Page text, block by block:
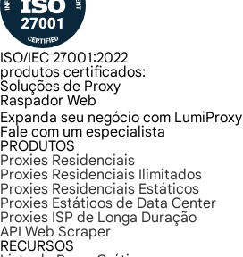
ISO/IEC 27001:2022
produtos certificados:
Soluções de Proxy
Raspador Web
Expanda seu negócio com LumiProxy
Fale com um especialista
PRODUTOS
Proxies Residenciais
Proxies Residenciais Ilimitados
Proxies Residenciais Estáticos
Proxies Estáticos de Data Center
Proxies ISP de Longa Duração
API Web Scraper
RECURSOS